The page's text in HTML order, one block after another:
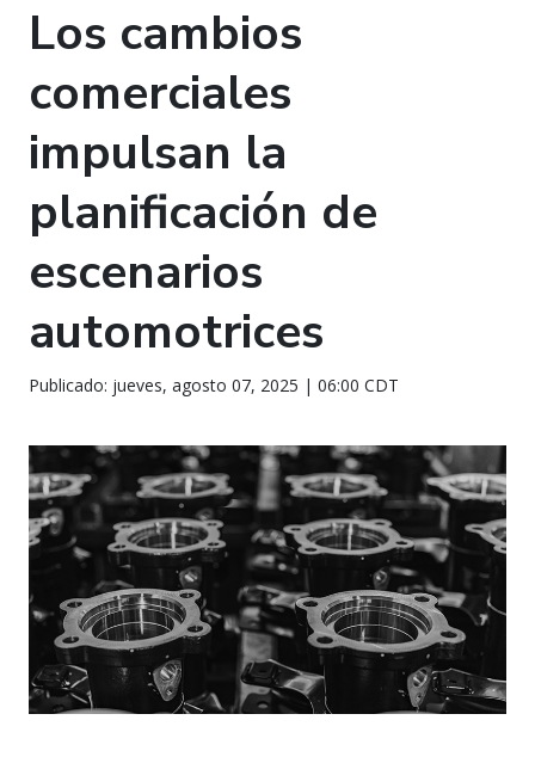
Los cambios
comerciales
impulsan la
planificación de
escenarios
automotrices
Publicado: jueves, agosto 07, 2025 | 06:00 CDT